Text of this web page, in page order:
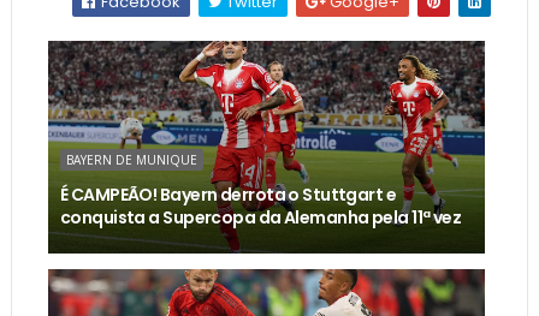
BAYERN DE MUNIQUE
É CAMPEÃO! Bayern derrota o Stuttgart e
conquista a Supercopa da Alemanha pela 11ª vez